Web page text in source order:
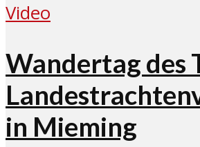
Video
Wandertag des
in Mieming